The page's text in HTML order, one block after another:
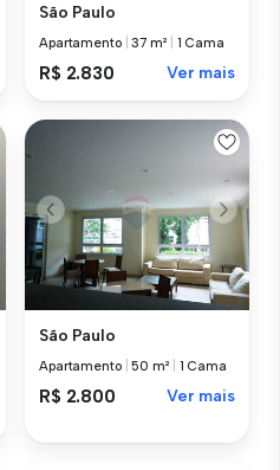
São Paulo
Apartamento |37 m² 1 Cama
R$ 2.830 Ver mais
São Paulo
Apartamento |50 m² 1 Cama
R$ 2.800 Ver mais